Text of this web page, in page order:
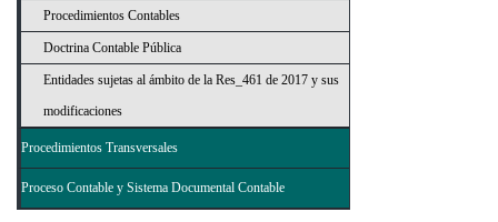
Procedimientos Contables
Doctrina Contable Pública
Entidades sujetas al ámbito de la Res_461 de 2017 y sus
modificaciones
Procedimientos Transversales
Proceso Contable y Sistema Documental Contable